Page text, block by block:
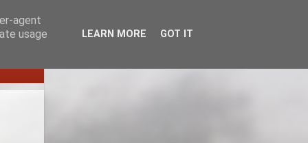
agent
usage
LEARN MORE GOT IT